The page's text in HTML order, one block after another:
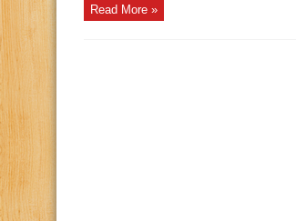
Read More »